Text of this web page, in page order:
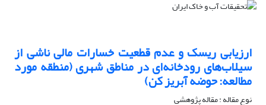
ارزیابی ریسک و عدم قطعیت خسارات مالی ناشی از
سیلاب‌های رودخانه‌ای در مناطق شهری (منطقه مورد
مطالعه: حوضه آبریز کن)
نوع مقاله : مقاله پژوهشی